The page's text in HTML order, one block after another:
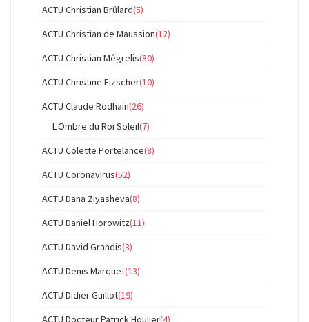
ACTU Christian Brûlard(5)
ACTU Christian de Maussion(12)
ACTU Christian Mégrelis(80)
ACTU Christine Fizscher(10)
ACTU Claude Rodhain(26)
L'Ombre du Roi Soleil(7)
ACTU Colette Portelance(8)
ACTU Coronavirus(52)
ACTU Dana Ziyasheva(8)
ACTU Daniel Horowitz(11)
ACTU David Grandis(3)
ACTU Denis Marquet(13)
ACTU Didier Guillot(19)
ACTU Docteur Patrick Houlier(4)